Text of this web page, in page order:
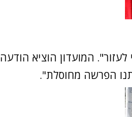
המועדון הוציא הודעה
הפרשה מחוסלת".